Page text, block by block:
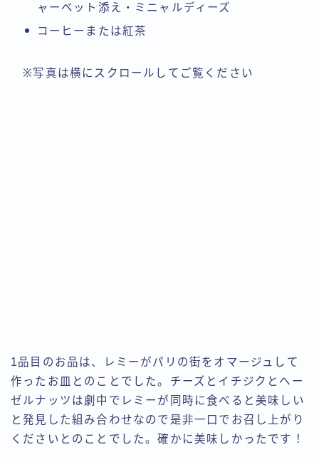
ャーベット添え・ミニャルディーズ
コーヒーまたは紅茶
※写真は横にスクロールしてご覧ください
1品目のお品は、レミーがパリの街をオマージュして
作ったお皿とのことでした。チーズとイチジクとヘー
ゼルナッツは劇中でレミーが同時に食べると美味しい
と発見した組み合わせなので是非一口でお召し上がり
くださいとのことでした。確かに美味しかったです！